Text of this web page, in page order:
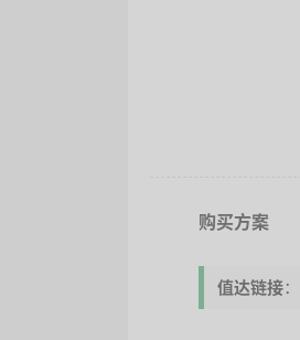
购买方案
值达链接：